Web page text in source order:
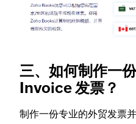
三、如何制作一
Invoice 发票？
制作一份专业的外贸发票